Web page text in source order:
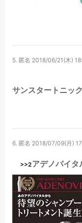
5. 匿名 2018/06/21(木)
サンスタートニッ
6. 匿名 2018/07/09(月)
>>2アデノバイタ